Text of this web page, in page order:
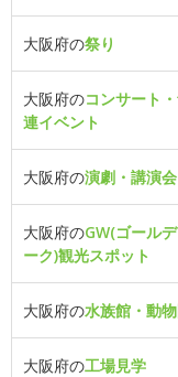
大阪府の祭り
大阪府のコンサート
連イベント
大阪府の演劇・講演会
大阪府のGW(ゴール
ーク)観光スポット
大阪府の水族館・動
大阪府の工場見学